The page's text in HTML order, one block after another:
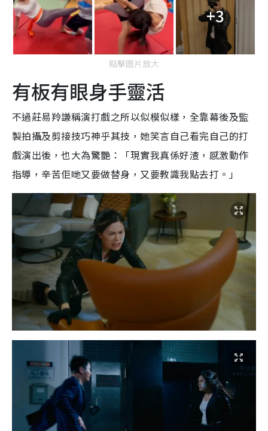
+3
點擊圖片放大
有板有眼身手靈活
不過莊易羚謙稱演打戲之所以似模似樣，全靠幕後及監
製拍攝及剪接技巧神乎其技，她笑言自己看完自己的打
戲演出後，也大為驚艷：「現實我真係好渣，感激動作
指導，辛苦佢哋又要做替身，又要教識我點去打。」